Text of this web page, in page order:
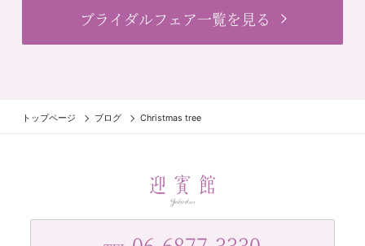
ブライダルフェア一覧を見る
トップページ ブログ Christmas tree